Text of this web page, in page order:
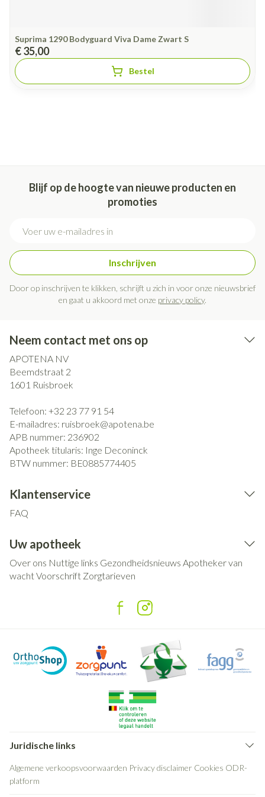
Suprima 1290 Bodyguard Viva Dame Zwart S
€ 35,00
Bestel
Blijf op de hoogte van nieuwe producten en
promoties
Inschrijven
Door op inschrijven te klikken, schrijft u zich in voor onze nieuwsbrief
en gaat u akkoord met onze privacy policy.
Neem contact met ons op
APOTENA NV
Beemdstraat 2
1601 Ruisbroek
Telefoon: +32 23 77 91 54
E-mailadres: ruisbroek@apotena.be
APB nummer: 236902
Apotheek titularis: Inge Deconinck
BTW nummer: BE0885774405
Klantenservice
FAQ
Uw apotheek
Over ons Nuttige links Gezondheidsnieuws Apotheker van
wachtVoorschrift Zorgtarieven
Juridische links
Algemene verkoopsvoorwaarden Privacy disclaimer Cookies ODR-
platform